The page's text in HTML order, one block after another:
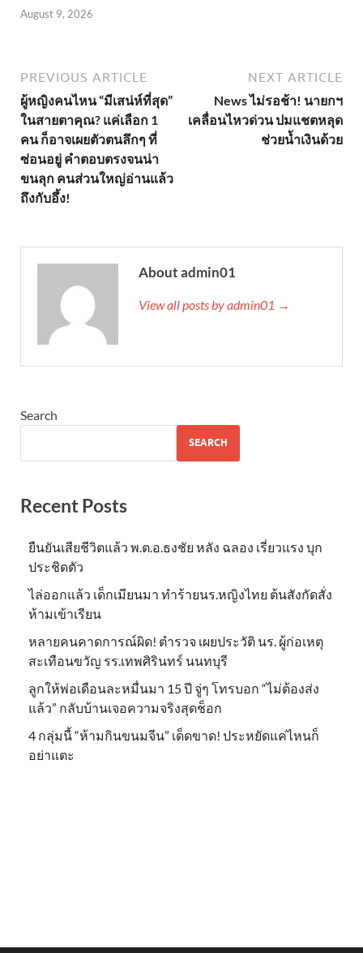
August 9, 2026
PREVIOUS ARTICLE
ผู้หญิงคนไหน “มีเสน่ห์ที่สุด”
ในสายตาคุณ? แค่เลือก 1
คน ก็อาจเผยตัวตนลึกๆ ที่
ซ่อนอยู่ คำตอบตรงจนน่า
ขนลุก คนส่วนใหญ่อ่านแล้ว
ถึงกับอึ้ง!
NEXT ARTICLE
News ไม่รอช้า! นายกฯ
เคลื่อนไหวด่วน ปมแชตหลุด
ช่วยน้ำเงินด้วย
About admin01
View all posts by admin01 →
Search
SEARCH
Recent Posts
ยืนยันเสียชีวิตแล้ว พ.ต.อ.ธงชัย หลัง ฉลอง เรี่ยวแรง บุก
ประชิดตัว
ไล่ออกแล้ว เด็กเมียนมา ทำร้ายนร.หญิงไทย ต้นสังกัดสั่ง
ห้ามเข้าเรียน
หลายคนคาดการณ์ผิด! ตำรวจ เผยประวัติ นร. ผู้ก่อเหตุ
สะเทือนขวัญ รร.เทพศิรินทร์ นนทบุรี
ลูกให้พ่อเดือนละหมื่นมา 15 ปี จู่ๆ โทรบอก “ไม่ต้องส่ง
แล้ว” กลับบ้านเจอความจริงสุดช็อก
4 กลุ่มนี้ “ห้ามกินขนมจีน” เด็ดขาด! ประหยัดแค่ไหนก็
อย่าแตะ